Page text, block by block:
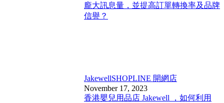
龐大訊息量，並提高訂單轉換率及品牌
信譽？
JakewellSHOPLINE 開網店
November 17, 2023
香港嬰兒用品店 Jakewell ，如何利用